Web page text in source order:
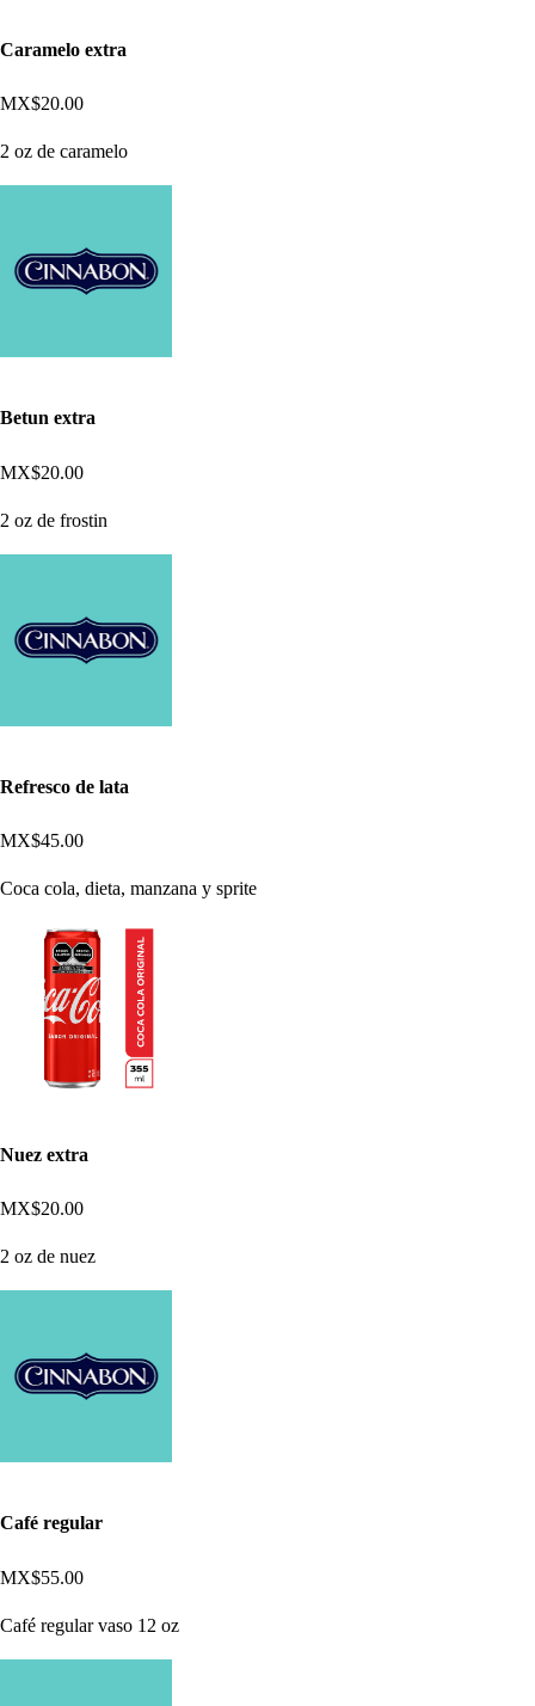
Caramelo extra
MX$20.00
2 oz de caramelo
Betun extra
MX$20.00
2 oz de frostin
Refresco de lata
MX$45.00
Coca cola, dieta, manzana y sprite
Nuez extra
MX$20.00
2 oz de nuez
Café regular
MX$55.00
Café regular vaso 12 oz